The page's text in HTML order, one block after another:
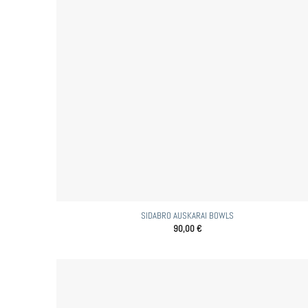
SIDABRO AUSKARAI BOWLS
90,00€